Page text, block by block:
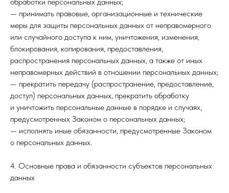
— принимать правовые, организационные и технические
меры для защиты персональных данных от неправомерного
или случайного доступа к ним, уничтожения, изменения,
блокирования, копирования, предоставления,
распространения персональных данных, а также от иных
неправомерных действий в отношении персональных данных;
— прекратить передачу (распространение, предоставление,
доступ) персональных данных, прекратить обработку
и уничтожить персональные данные в порядке и случаях,
предусмотренных Законом о персональных данных;
— исполнять иные обязанности, предусмотренные Законом
о персональных данных.
4. Основные права и обязанности субъектов персональных
данных